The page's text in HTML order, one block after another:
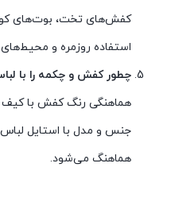
کفش‌های تخت، بوت‌های
استفاده روزمره و
چطور کفش و چکمه را با
هماهنگی رنگ کفش با کیف
جنس و مدل با استایل
هماهنگ می‌شود.